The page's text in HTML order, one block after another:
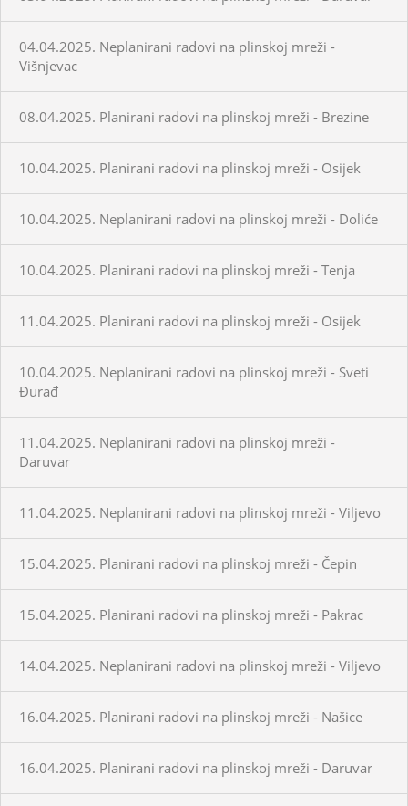
04.04.2025. Neplanirani radovi na plinskoj mreži -
Višnjevac
08.04.2025. Planirani radovi na plinskoj mreži - Brezine
10.04.2025. Planirani radovi na plinskoj mreži - Osijek
10.04.2025. Neplanirani radovi na plinskoj mreži - Doliće
10.04.2025. Planirani radovi na plinskoj mreži - Tenja
11.04.2025. Planirani radovi na plinskoj mreži - Osijek
10.04.2025. Neplanirani radovi na plinskoj mreži - Sveti
Đurađ
11.04.2025. Neplanirani radovi na plinskoj mreži -
Daruvar
11.04.2025. Neplanirani radovi na plinskoj mreži - Viljevo
15.04.2025. Planirani radovi na plinskoj mreži - Čepin
15.04.2025. Planirani radovi na plinskoj mreži - Pakrac
14.04.2025. Neplanirani radovi na plinskoj mreži - Viljevo
16.04.2025. Planirani radovi na plinskoj mreži - Našice
16.04.2025. Planirani radovi na plinskoj mreži - Daruvar